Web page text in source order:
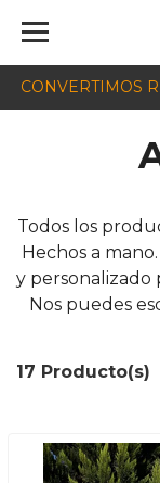
CONVERTIMOS
Todos los
Hechos a
y personalizado
Nos puedes
17 Producto(s)